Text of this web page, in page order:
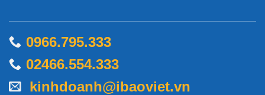
0966.795.333
02466.554.333
kinhdoanh@ibaoviet.vn